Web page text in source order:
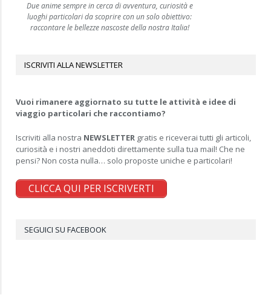
Due anime sempre in cerca di avventura, curiosità e
luoghi particolari da scoprire con un solo obiettivo:
raccontare le bellezze nascoste della nostra Italia!
ISCRIVITI ALLA NEWSLETTER
Vuoi rimanere aggiornato su tutte le attività e idee di
viaggio particolari che raccontiamo?
Iscriviti alla nostra NEWSLETTER gratis e riceverai tutti gli articoli,
curiosità e i nostri aneddoti direttamente sulla tua mail! Che ne
pensi? Non costa nulla… solo proposte uniche e particolari!
CLICCA QUI PER ISCRIVERTI
SEGUICI SU FACEBOOK